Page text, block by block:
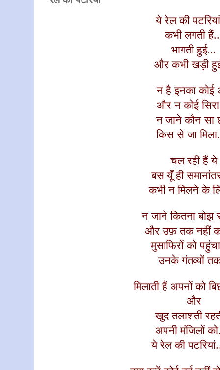
ये रेल की
कभी लगती
भागती हुई...
और कभी खड़ी
न है इनका कोई
और न कोई
न जाने कौन सा
किस से जा
चल रही हैं ये
बस यूँ ही
कभी न मिलने के
न जाने कितना बोझ
और उफ़ तक नहीं
मुसाफिरों को
उनके गंतव्यों
मिलाती हैं अपनों को
और
खुद तलाशती
अपनी मंजिलों
ये रेल की